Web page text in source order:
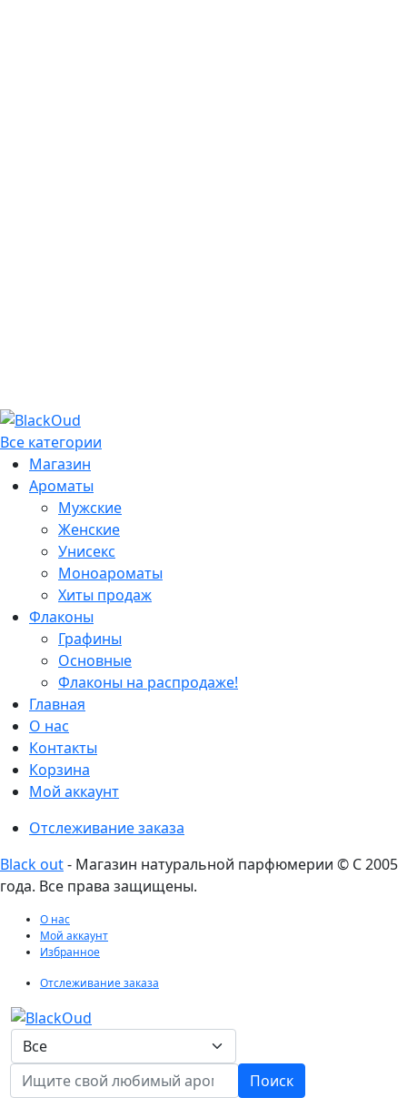
Все категории
Магазин
Ароматы
Мужские
Женские
Унисекс
Моноароматы
Хиты продаж
Флаконы
Графины
Основные
Флаконы на распродаже!
Главная
О нас
Контакты
Корзина
Мой аккаунт
Отслеживание заказа
Black out- Магазин натуральной парфюмерии © С 2005
года. Все права защищены.
О нас
Мой аккаунт
Избранное
Отслеживание заказа
Поиск